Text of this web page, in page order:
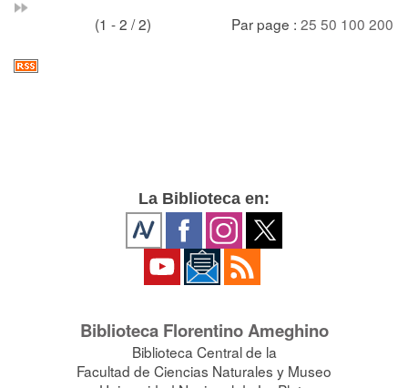
(1 - 2 / 2) Par page : 25 50 100 200
La Biblioteca en:
Biblioteca Florentino Ameghino
Biblioteca Central de la
Facultad de Ciencias Naturales y Museo